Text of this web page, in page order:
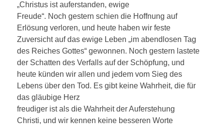
„Christus ist auferstanden, ewige
Freude“. Noch gestern schien die Hoffnung auf
Erlösung verloren, und heute haben wir feste
Zuversicht auf das ewige Leben „im abendlosen Tag
des Reiches Gottes“ gewonnen. Noch gestern lastete
der Schatten des Verfalls auf der Schöpfung, und
heute künden wir allen und jedem vom Sieg des
Lebens über den Tod. Es gibt keine Wahrheit, die für
das gläubige Herz
freudiger ist als die Wahrheit der Auferstehung
Christi, und wir kennen keine besseren Worte